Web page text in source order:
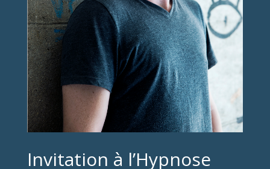
Invitation à l’Hypnose